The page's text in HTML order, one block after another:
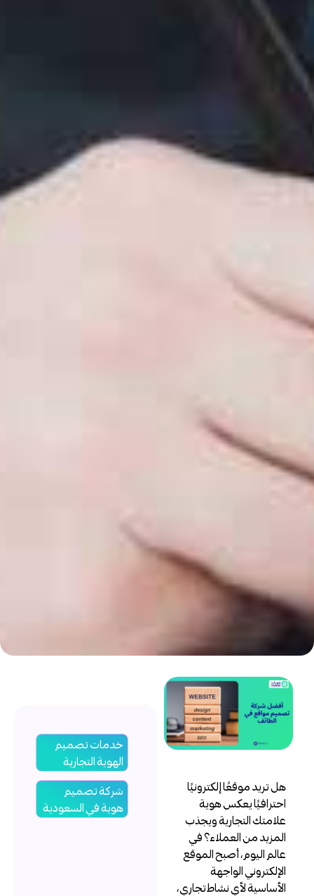
هل تريد موقعًا إلكترونيًا
احترافيًا يعكس هوية
علامتك التجارية ويجذب
المزيد من العملاء؟ في
عالم اليوم، أصبح الموقع
الإلكتروني الواجهة
الأساسية لأي نشاط تجاري،
خدمات تصميم
الهوية التجارية
شركة تصميم
هوية في السعودية